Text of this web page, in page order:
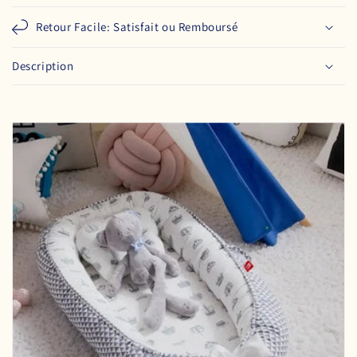
Retour Facile: Satisfait ou Remboursé
Description